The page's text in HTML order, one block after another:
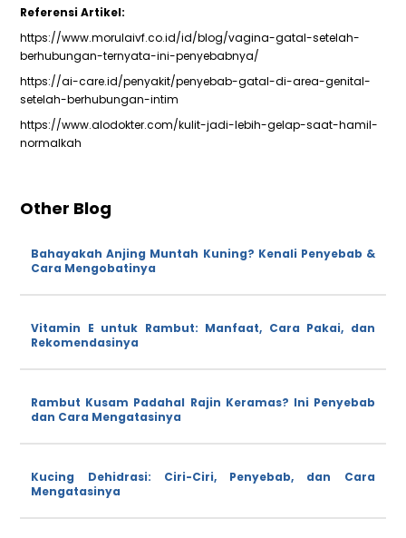
Referensi Artikel:
https://www.morulaivf.co.id/id/blog/vagina-gatal-setelah-
berhubungan-ternyata-ini-penyebabnya/
https://ai-care.id/penyakit/penyebab-gatal-di-area-genital-
setelah-berhubungan-intim
https://www.alodokter.com/kulit-jadi-lebih-gelap-saat-hamil-
normalkah
Other Blog
Bahayakah Anjing Muntah Kuning? Kenali Penyebab &
Cara Mengobatinya
Vitamin E untuk Rambut: Manfaat, Cara Pakai, dan
Rekomendasinya
Rambut Kusam Padahal Rajin Keramas? Ini Penyebab
dan Cara Mengatasinya
Kucing Dehidrasi: Ciri-Ciri, Penyebab, dan Cara
Mengatasinya